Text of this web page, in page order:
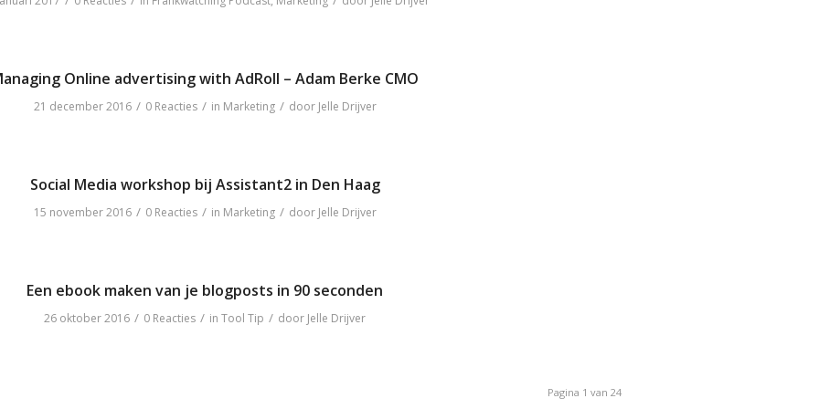
Online advertising with AdRoll – Adam Berke CMO
21 december 2016 / 0 Reacties / in Marketing / door Jelle Drijver
Social Media workshop bij Assistant2 in Den Haag
15 november 2016 / 0 Reacties / in Marketing / door Jelle Drijver
Een ebook maken van je blogposts in 90 seconden
26 oktober 2016 / 0 Reacties / in Tool Tip / door Jelle Drijver
Pagina 1 van 24